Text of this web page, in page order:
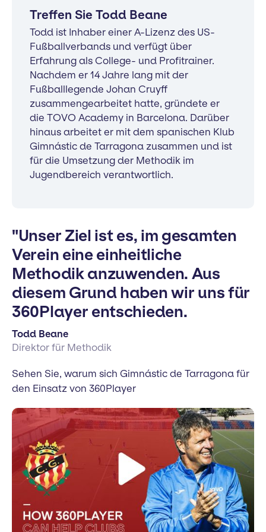
Treffen Sie Todd Beane
Todd ist Inhaber einer A-Lizenz des US-
Fußballverbands und verfügt über
Erfahrung als College- und Profitrainer.
Nachdem er 14 Jahre lang mit der
Fußballlegende Johan Cruyff
zusammengearbeitet hatte, gründete er
die TOVO Academy in Barcelona. Darüber
hinaus arbeitet er mit dem spanischen Klub
Gimnástic de Tarragona zusammen und ist
für die Umsetzung der Methodik im
Jugendbereich verantwortlich.
"Unser Ziel ist es, im gesamten
Verein eine einheitliche
Methodik anzuwenden. Aus
diesem Grund haben wir uns für
360Player entschieden.
Todd Beane
Direktor für Methodik
Sehen Sie, warum sich Gimnástic de Tarragona für
den Einsatz von 360Player